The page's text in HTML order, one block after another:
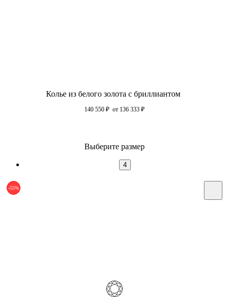
Колье из белого золота с бриллиантом
140 550 ₽ от 136 333 ₽
Выберите размер
4
-55%